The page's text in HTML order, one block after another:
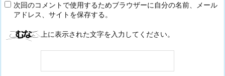
次回のコメントで使用するためブラウザーに自分の名前、メール
アドレス、サイトを保存する。
上に表示された文字を入力してください。